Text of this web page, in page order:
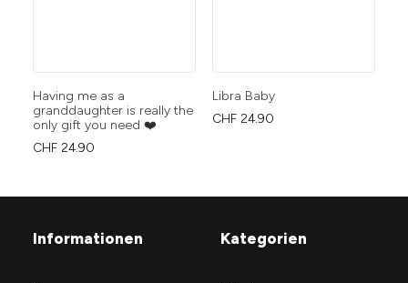
Having me as a
granddaughter is really the
only gift you need ❤️
CHF 24.90
Libra Baby
CHF 24.90
Informationen Kategorien